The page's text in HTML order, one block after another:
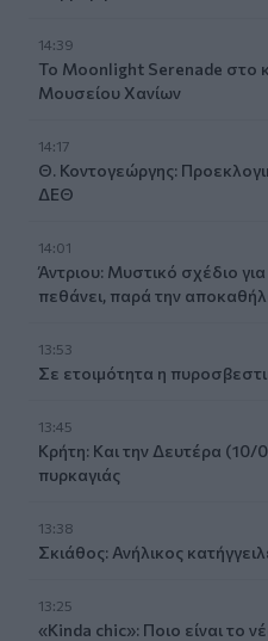
14:39
To Moonlight Serenade στο
Μουσείου Χανίων
14:17
Θ. Κοντογεώργης:
ΔΕΘ
14:01
Άντριου: Μυστικό σχέδιο
πεθάνει, παρά την
13:53
Σε ετοιμότητα η
13:45
Κρήτη: Και την Δευτέρα (10/
πυρκαγιάς
13:38
Σκιάθος: Ανήλικος
13:25
«Kinda chic»: Ποιο είναι το